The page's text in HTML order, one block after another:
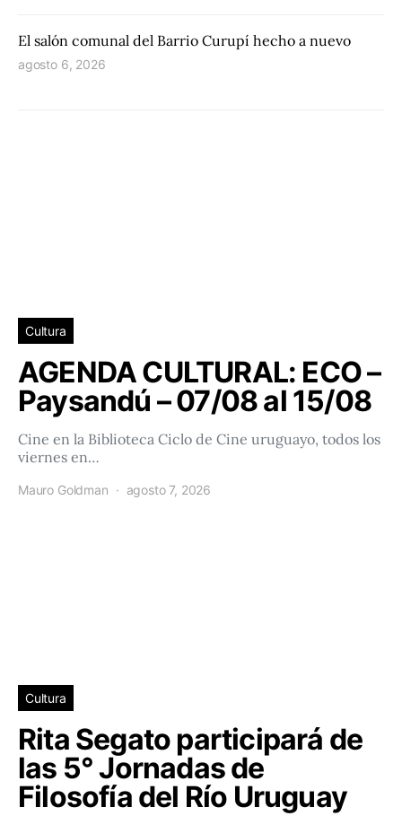
El salón comunal del Barrio Curupí hecho a nuevo
agosto 6, 2026
Cultura
AGENDA CULTURAL: ECO –
Paysandú – 07/08 al 15/08
Cine en la Biblioteca Ciclo de Cine uruguayo, todos los
viernes en…
Mauro Goldman agosto 7, 2026
Cultura
Rita Segato participará de
las 5° Jornadas de
Filosofía del Río Uruguay